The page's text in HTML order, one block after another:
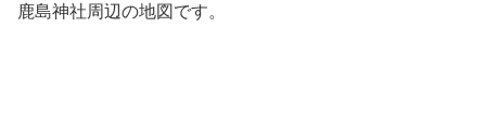
鹿島神社周辺の地図です。